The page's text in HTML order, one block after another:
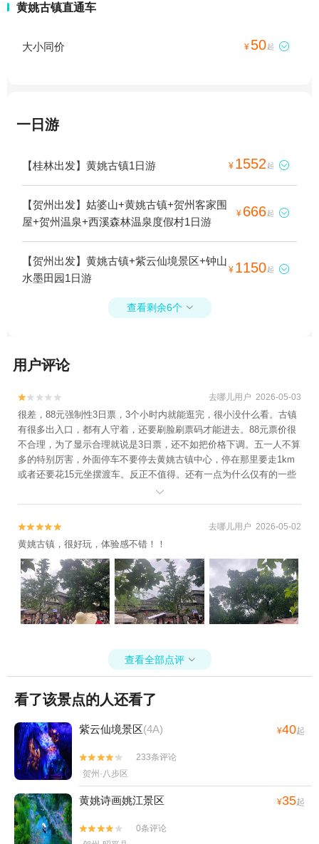
黄姚古镇直通车
大小同价 ¥ 50起 
一日游
【桂林出发】黄姚古镇1日游 ¥ 1552 起 
【贺州出发】姑婆山+黄姚古镇+贺州客家围
屋+贺州温泉+西溪森林温泉度假村1日游
¥ 666起 
【贺州出发】黄姚古镇+紫云仙境景区+钟山
水墨田园1日游
¥ 1150起 
查看剩余6个 
用户评论

 去哪儿用户 2026-05-03
很差，88元强制性3日票，3个小时内就能逛完，很小没什么看。古镇
有很多出入口，都有人守着，还要刷脸刷票码才能进去。88元票价很
不合理，为了显示合理就说是3日票，还不如把价格下调。五一人不算
多的特别厉害，外面停车不要停去黄姚古镇中心，停在那里要走1km
或者还要花15元坐摆渡车。反正不值得。还有一点为什么仅有的一些
历史建筑比如郭家大屋、司马第等。全部都是出租商业，不能保留一
些介绍历史吗？全是商业化商业化。到处都卖一样的东西。


 去哪儿用户 2026-05-02
黄姚古镇，很好玩，体验感不错！！
查看全部点评 
看了该景点的人还看了
紫云仙境景区(4A) ¥40起


233条评论
贺州·八步区
黄姚诗画姚江景区 ¥35起


0条评论